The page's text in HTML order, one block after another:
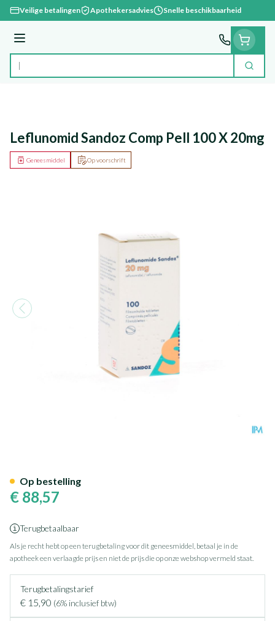
Ga naar de inhoud
Veilige betalingen Apothekersadvies Snelle beschikbaarheid
Menu
Product, merk, categorie... Zoek
Leflunomid Sandoz Comp Pell 100 X 20mg
Op voorschrift
Geneesmiddel
€ 88,57
Terugbetaalbaar
Als je recht hebt op een terugbetaling voor dit geneesmiddel, betaal je in de
apotheek een verlaagde prijs en niet de prijs die op onze webshop vermeld staat.
Terugbetalingstarief
€ 15,90 (6% inclusief btw)
Op bestelling